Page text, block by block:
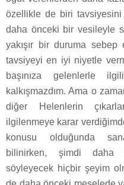
özellikle de biri
daha önceki bir vesileyle
yakışır bir duruma sebep
tavsiyeyi en iyi niyetle
başınıza gelenlerle
kalkışmazdım. Ama o
diğer Helenlerin
ilgilenmeye karar
konusu olduğunda
bilinirken, şimdi daha
söyleyecek hiçbir şeyim